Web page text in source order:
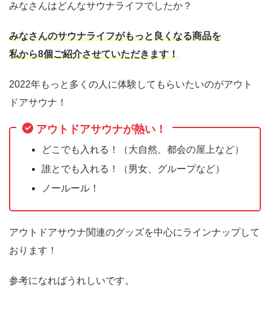
みなさんはどんなサウナライフでしたか？
みなさんのサウナライフがもっと良くなる商品を
私から8個ご紹介させていただきます！
2022年もっと多くの人に体験してもらいたいのがアウト
ドアサウナ！
アウトドアサウナが熱い！
どこでも入れる！（大自然、都会の屋上など）
誰とでも入れる！（男女、グループなど）
ノールール！
アウトドアサウナ関連のグッズを中心にラインナップして
おります！
参考になればうれしいです。